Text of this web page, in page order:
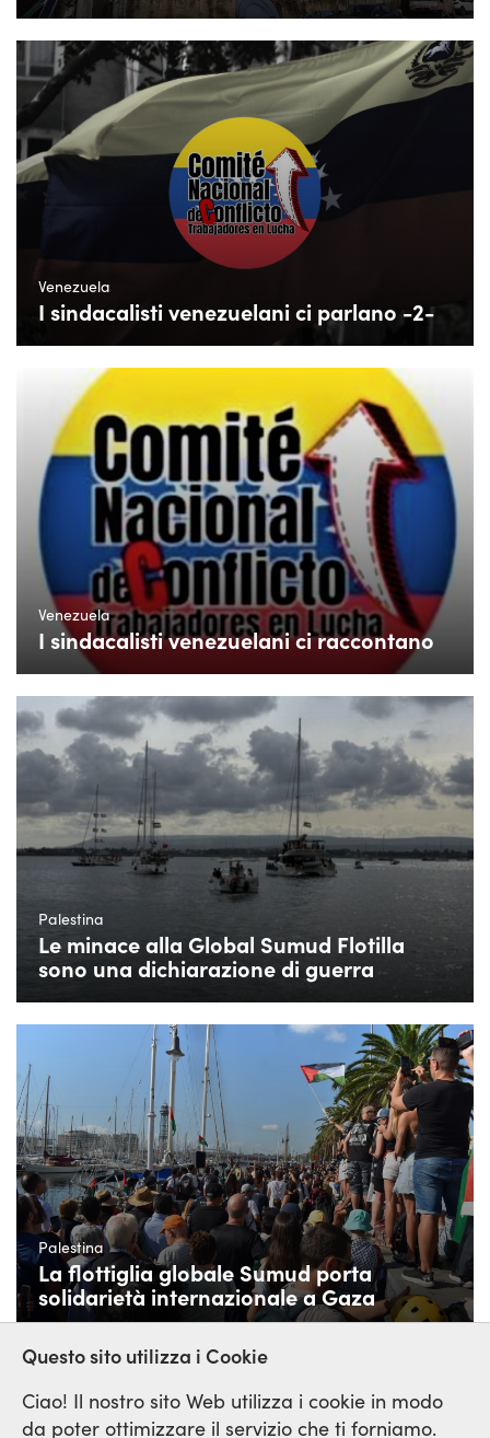
Venezuela
I sindacalisti venezuelani ci parlano -2-
Venezuela
I sindacalisti venezuelani ci raccontano
Palestina
Le minace alla Global Sumud Flotilla
sono una dichiarazione di guerra
Palestina
La flottiglia globale Sumud porta
solidarietà internazionale a Gaza
Questo sito utilizza i Cookie
Ciao! Il nostro sito Web utilizza i cookie in modo
da poter ottimizzare il servizio che ti forniamo.